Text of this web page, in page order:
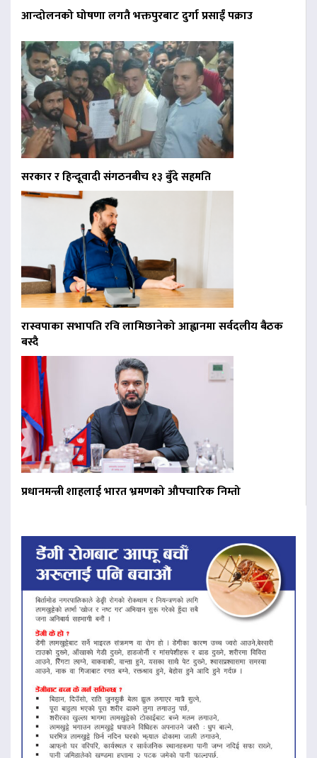
आन्दोलनको घोषणा लगतै भक्तपुरबाट दुर्गा प्रसाईं पक्राउ
सरकार र हिन्दूवादी संगठनबीच १३ बुँदे सहमति
रास्वपाका सभापति रवि लामिछानेको आह्वानमा सर्वदलीय बैठक
बस्दै
प्रधानमन्त्री शाहलाई भारत भ्रमणको औपचारिक निम्तो